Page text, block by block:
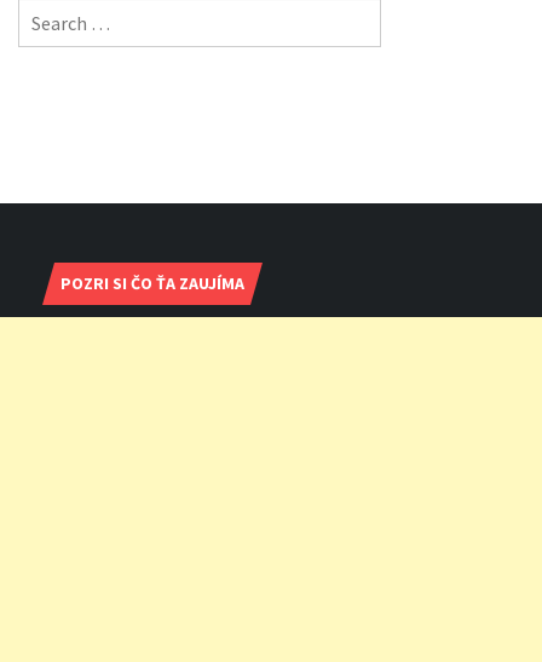
Search
for:
POZRI SI ČO ŤA ZAUJÍMA